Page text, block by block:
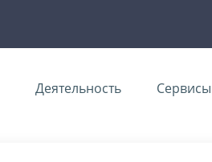
Деятельность Сервисы